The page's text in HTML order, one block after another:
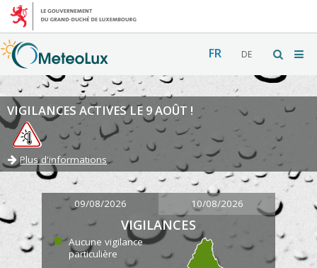
FR DE
VIGILANCES ACTIVES LE 9 AOÛT !
Plus d'informations
09/08/2026 10/08/2026
VIGILANCES
Aucune vigilance
particulière